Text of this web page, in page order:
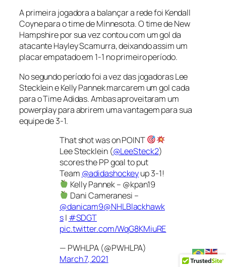
A primeira jogadora a balançar a rede foi Kendall
Coyne para o time de Minnesota. O time de New
Hampshire por sua vez contou com um gol da
atacante Hayley Scamurra, deixando assim um
placar empatado em 1-1 no primeiro período.
No segundo período foi a vez das jogadoras Lee
Stecklein e Kelly Pannek marcarem um gol cada
para o Time Adidas. Ambas aproveitaram um
powerplaypara abrirem uma vantagem para sua
equipe de 3-1.
That shot was on POINT
Lee Stecklein (@LeeSteck2)
scores the PP goal to put
Team @adidashockeyup 3-1!
Kelly Pannek – @kpan19
Dani Cameranesi –
@danicam9@NHLBlackhawk
s| #SDGT
pic.twitter.com/WqG8KMiuRE
— PWHLPA (@PWHLPA)
March 7, 2021